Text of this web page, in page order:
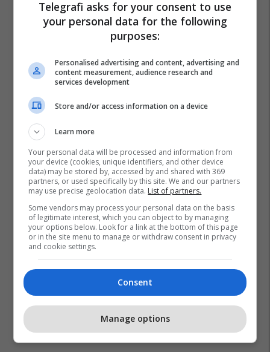
Benita Zena
Telegrafi asks for your consent to use
your personal data for the following
purposes:
Personalised advertising and content, advertising and
content measurement, audience research and
services development
Store and/or access information on a device
Learn more
Your personal data will be processed and information from
your device (cookies, unique identifiers, and other device
data) may be stored by, accessed by and shared with 369
partners, or used specifically by this site. We and our partners
may use precise geolocation data. List of partners.
Some vendors may process your personal data on the basis
of legitimate interest, which you can object to by managing
your options below. Look for a link at the bottom of this page
or in the site menu to manage or withdraw consent in privacy
and cookie settings.
Consent
Manage options